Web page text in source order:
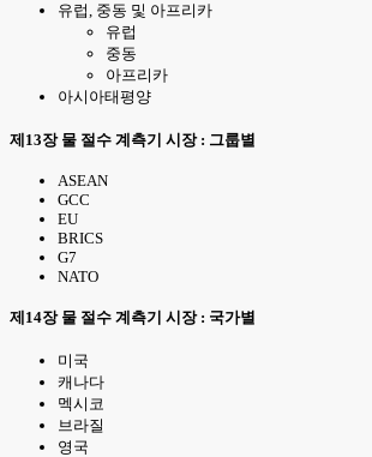
유럽, 중동 및 아프리카
유럽
중동
아프리카
아시아태평양
제13장 물 절수 계측기 시장 : 그룹별
ASEAN
GCC
EU
BRICS
G7
NATO
제14장 물 절수 계측기 시장 : 국가별
미국
캐나다
멕시코
브라질
영국